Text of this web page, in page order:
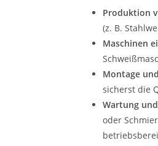
Produktion
(z. B.
Maschinen
Montage
sicherst die
Wartung
oder